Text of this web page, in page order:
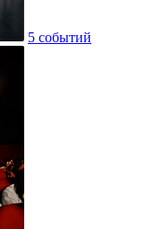
5 событий